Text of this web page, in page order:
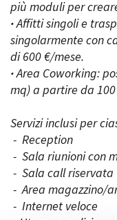
Privacy
Cookie policy
Whistleblowing
Credits
più moduli per
·Affitti singoli e
singolarmente con
di 600 €/mese.
·Area Coworking:
mq) a partire da
Servizi inclusi per
- Reception
- Sala riunioni con
- Sala call riservata
- Area magazzino/
- Internet veloce